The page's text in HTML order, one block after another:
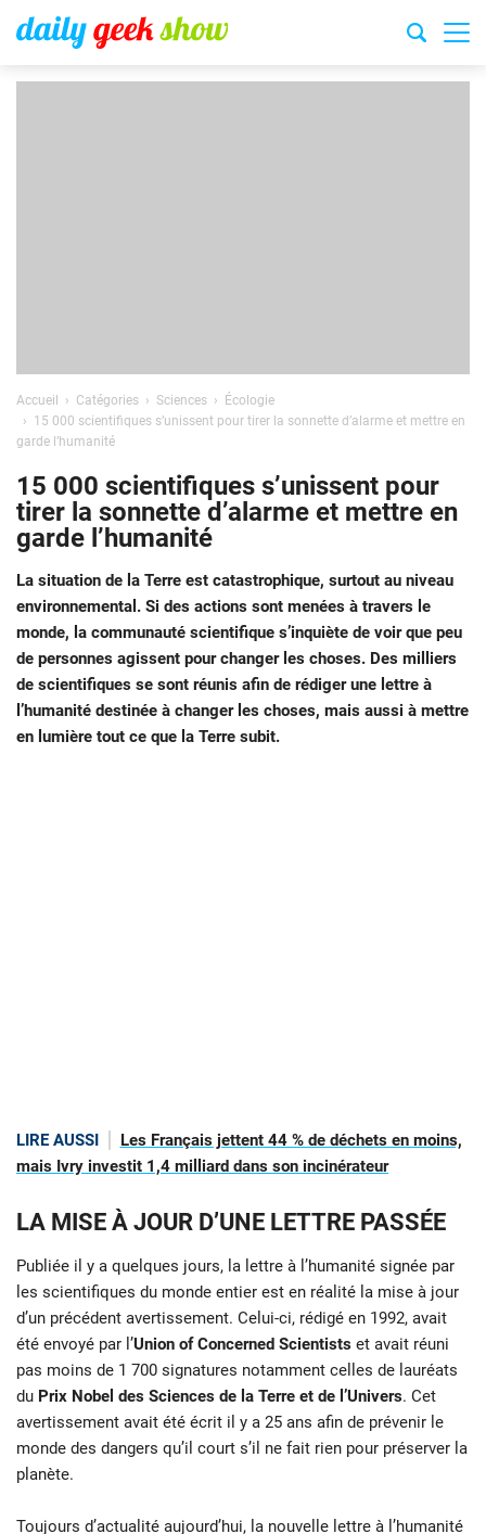
Accueil Catégories Sciences
Écologie
15 000 scientifiques s’unissent pour tirer la sonnette d’alarme et mettre en
garde l’humanité
15 000 scientifiques s’unissent pour
tirer la sonnette d’alarme et mettre en
garde l’humanité
La situation de la Terre est catastrophique, surtout au niveau
environnemental. Si des actions sont menées à travers le
monde, la communauté scientifique s’inquiète de voir que peu
de personnes agissent pour changer les choses. Des milliers
de scientifiques se sont réunis afin de rédiger une lettre à
l’humanité destinée à changer les choses, mais aussi à mettre
en lumière tout ce que la Terre subit.
LIRE AUSSI
Les Français jettent 44 % de déchets en moins,
mais Ivry investit 1,4 milliard dans son incinérateur
LA MISE À JOUR D’UNE LETTRE PASSÉE
Publiée il y a quelques jours, la lettre à l’humanité signée par
les scientifiques du monde entier est en réalité la mise à jour
d’un précédent avertissement. Celui-ci, rédigé en 1992, avait
été envoyé par l’Union of Concerned Scientists et avait réuni
pas moins de 1 700 signatures notamment celles de lauréats
du Prix Nobel des Sciences de la Terre et de l’Univers. Cet
avertissement avait été écrit il y a 25 ans afin de prévenir le
monde des dangers qu’il court s’il ne fait rien pour préserver la
planète.
Toujours d’actualité aujourd’hui, la nouvelle lettre à l’humanité